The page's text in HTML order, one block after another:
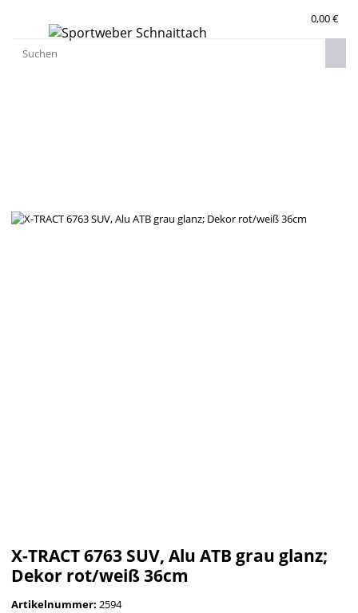
0,00 €
X-TRACT 6763 SUV, Alu ATB grau glanz;
Dekor rot/weiß 36cm
Artikelnummer: 2594